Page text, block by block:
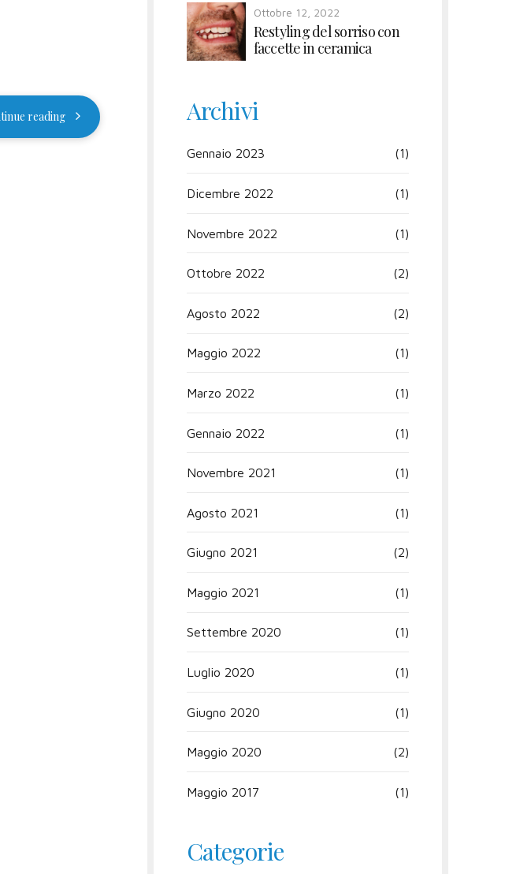
reading
Ottobre 12, 2022
Restyling del sorriso con
faccette in ceramica
Archivi
Gennaio 2023 (1)
Dicembre 2022 (1)
Novembre 2022 (1)
Ottobre 2022 (2)
Agosto 2022 (2)
Maggio 2022 (1)
Marzo 2022 (1)
Gennaio 2022 (1)
Novembre 2021 (1)
Agosto 2021 (1)
Giugno 2021 (2)
Maggio 2021 (1)
Settembre 2020 (1)
Luglio 2020 (1)
Giugno 2020 (1)
Maggio 2020 (2)
Maggio 2017 (1)
Categorie